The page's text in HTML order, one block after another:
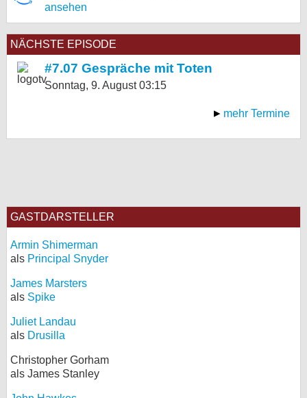
ansehen
NÄCHSTE EPISODE
#7.07 Gespräche mit Toten
Sonntag, 9. August03:15
mehr Termine
GASTDARSTELLER
Armin Shimerman
als Principal Snyder
James Marsters
als Spike
Juliet Landau
als Drusilla
Christopher Gorham
als James Stanley